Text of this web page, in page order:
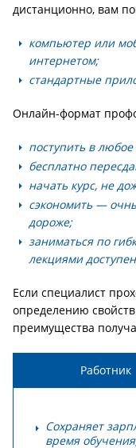
дистанционно, вам
компьютер или
интернетом;
стандартные
Онлайн-формат
поступить в
бесплатно
начать курс, не
сэкономить —
дороже;
заниматься по
лекциями
Если специалист
определению
преимущества
Работник
Сохраняет
время